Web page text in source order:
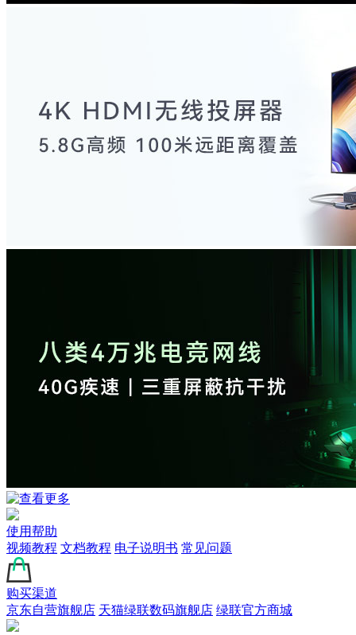
使用帮助
视频教程 文档教程 电子说明书 常见问题
购买渠道
京东自营旗舰店 天猫绿联数码旗舰店 绿联官方商城